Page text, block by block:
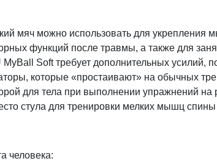
мяч можно использовать для укрепления
функций после травмы, а также для
MyBall Soft требует дополнительных
которые «простаивают» на обычных
для тела при выполнении упражнений на
стула для тренировки мелких мышц
человека: